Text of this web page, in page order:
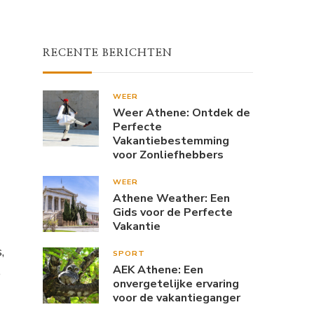
RECENTE BERICHTEN
WEER
Weer Athene: Ontdek de
Perfecte
Vakantiebestemming
voor Zonliefhebbers
WEER
Athene Weather: Een
Gids voor de Perfecte
Vakantie
SPORT
AEK Athene: Een
onvergetelijke ervaring
voor de vakantieganger